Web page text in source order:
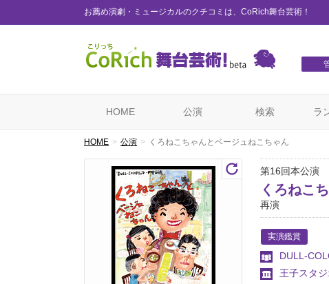
お薦め演劇・ミュージカルのクチコミは、CoRich舞台芸術！
HOME 公演 検索 ラ
HOME 公演 くろねこちゃんとベージュねこちゃん
第16回本公演
くろねこ
再演
実演鑑賞
DULL-
王子スタジ